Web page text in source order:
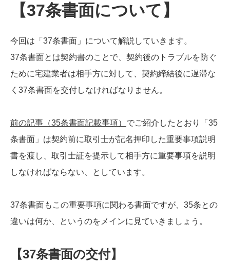
【37条書面について】
今回は「37条書面」について解説していきます。
37条書面とは契約書のことで、契約後のトラブルを防ぐ
ために宅建業者は相手方に対して、契約締結後に遅滞な
く37条書面を交付しなければなりません。
前の記事（35条書面記載事項） でご紹介したとおり「35
条書面」は契約前に取引士が記名押印した重要事項説明
書を渡し、取引士証を提示して相手方に重要事項を説明
しなければならない、としています。
37条書面もこの重要事項に関わる書面ですが、35条との
違いは何か、というのをメインに見ていきましょう。
【37条書面の交付】